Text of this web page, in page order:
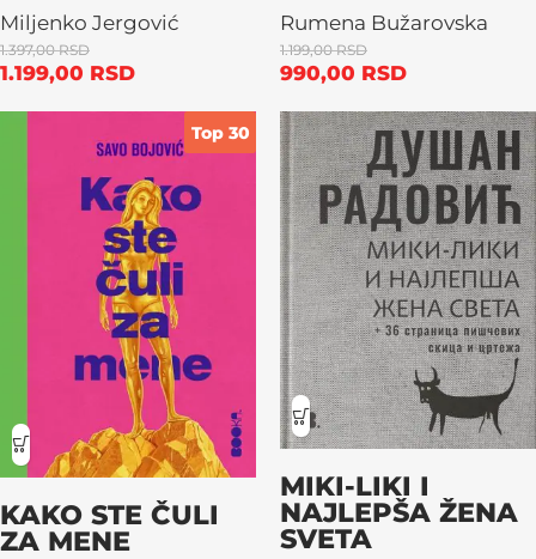
Miljenko Jergović
1.397,00RSD
1.199,00 RSD
Rumena Bužarovska
1.199,00RSD
990,00 RSD
Top 30
KAKO STE ČULI
ZA MENE
MIKI-LIKI I
NAJLEPŠA ŽENA
SVETA